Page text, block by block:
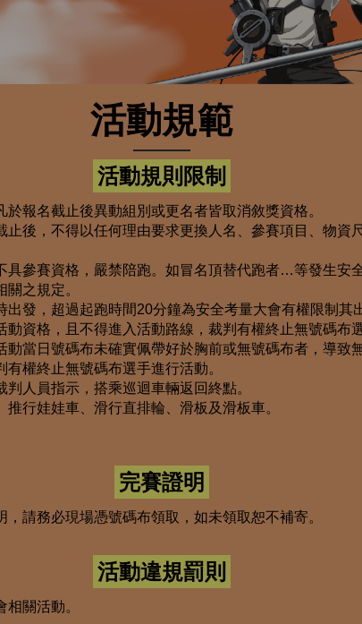
活動規範
活動規則限制
報名截止後異動組別或更名者皆取消敘獎資格。
止後，不得以任何理由要求更換人名、參賽項目、物資
具參賽資格，嚴禁陪跑。如冒名頂替代跑者…等發生安
之規定。
出發，超過起跑時間20分鐘為安全考量大會有權限制其
動資格，且不得進入活動路線，裁判有權終止無號碼布
動當日號碼布未確實佩帶好於胸前或無號碼布者，導致
權終止無號碼布選手進行活動。
人員指示，搭乘巡迴車輛返回終點。
行娃娃車、滑行直排輪、滑板及滑板車。
完賽證明
請務必現場憑號碼布領取，如未領取恕不補寄。
活動違規罰則
關活動。